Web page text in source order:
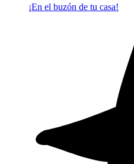
¡En el buzón de tu casa!